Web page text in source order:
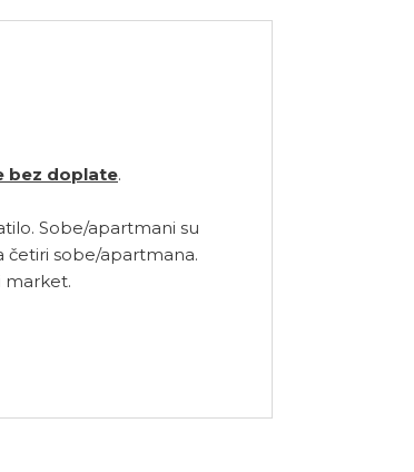
bez doplate.
Sobe/apartmani su
četiri sobe/apartmana.
market.